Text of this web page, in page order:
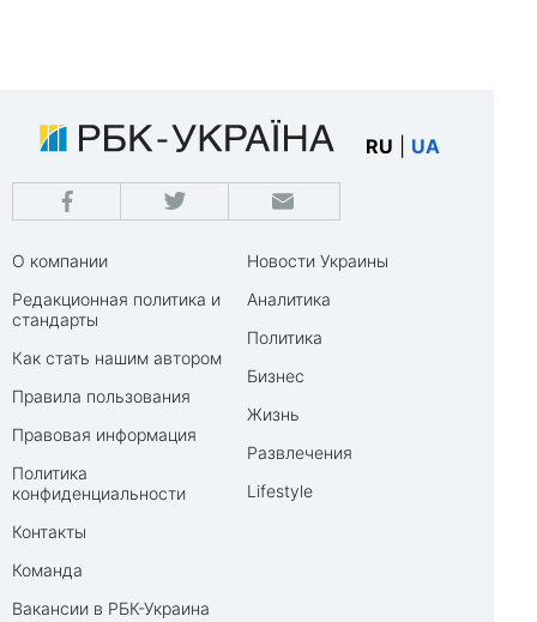
RU UA
О компании
Редакционная политика и
стандарты
Как стать нашим автором
Правила пользования
Правовая информация
Политика
конфиденциальности
Контакты
Команда
Вакансии в РБК-Украина
Новости Украины
Аналитика
Политика
Бизнес
Жизнь
Развлечения
Lifestyle